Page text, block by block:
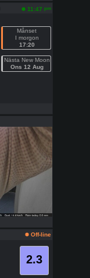
11:47 pm
Månset
I morgon
17:20
Nästa New Moon
Ons 12 Aug
Off-line
2.3